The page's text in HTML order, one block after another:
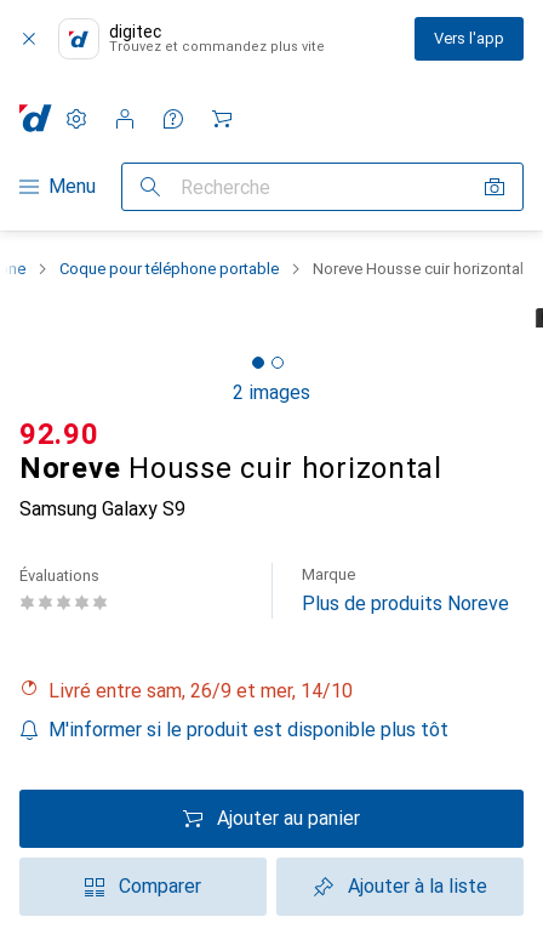
digitec
Trouvez et commandez plus vite Vers l'app
Navigation par catégorie
Menu Recherche
Paramètres
Compte client
Listes de comparaison
Listes d'envies
Panier
Coque pour téléphone portable Noreve Housse cuir horizontal
2 images
Noreve Housse cuir horizontal
Samsung Galaxy S9
CHF
92.90
Évaluations Marque
Plus de produits Noreve
Livré entre sam, 26/9 et mer, 14/10
M'informer si le produit est disponible plus tôt
Ajouter au panier
Comparer Ajouter à la liste